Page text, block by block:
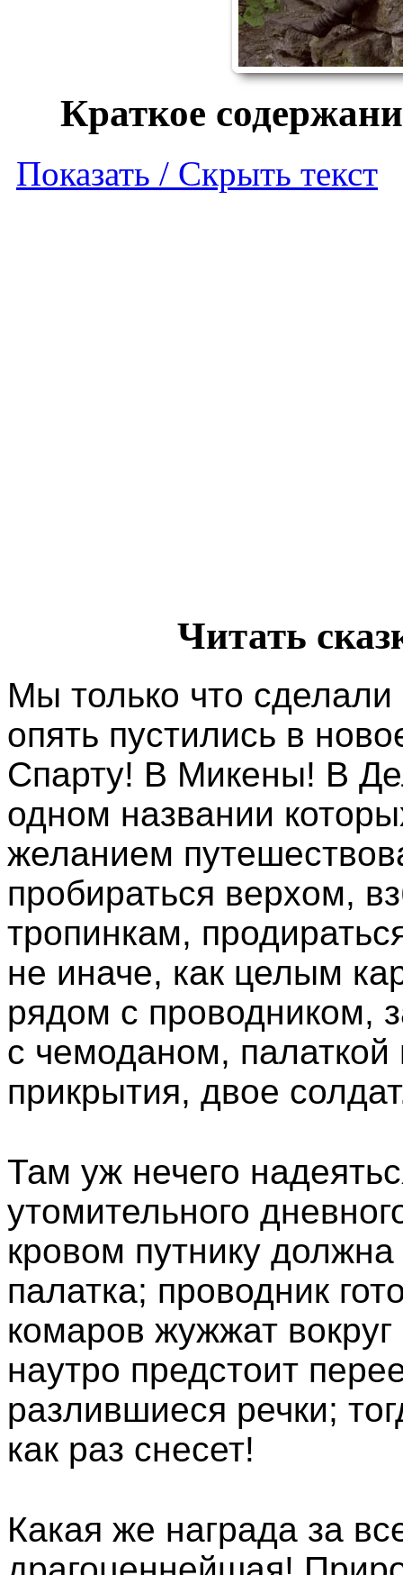
Краткое
Показать / Скрыть текст
Читать
Мы только что
опять пустились в
Спарту! В Микены! В
одном названии
желанием
пробираться верхом,
тропинкам,
не иначе, как целым
рядом с проводником,
с чемоданом,
прикрытия, двое
Там уж нечего
утомительного
кровом путнику
палатка; проводник
комаров жужжат
наутро предстоит
разлившиеся речки;
как раз снесет!
Какая же награда за